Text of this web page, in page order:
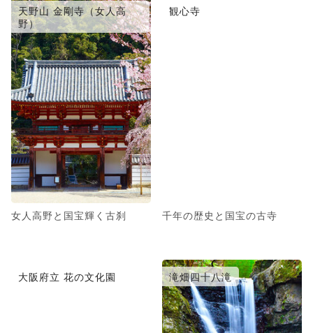
天野山 金剛寺（女人高
野）
女人高野と国宝輝く古刹
観心寺
千年の歴史と国宝の古寺
大阪府立 花の文化園 滝畑四十八滝